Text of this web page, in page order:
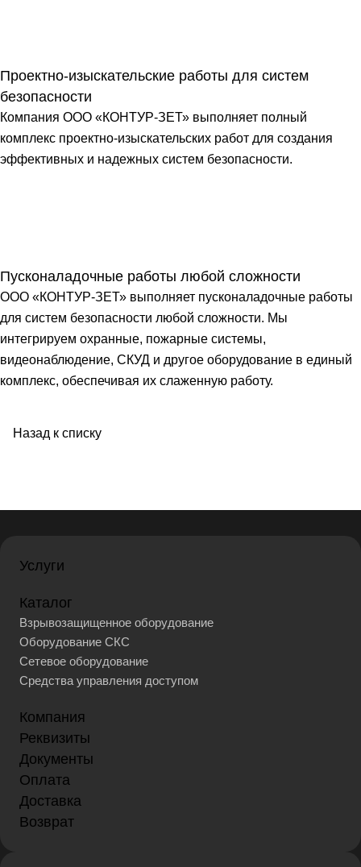
Проектно-изыскательские работы для систем
безопасности
Компания ООО «КОНТУР-ЗЕТ» выполняет полный
комплекс проектно-изыскательских работ для создания
эффективных и надежных систем безопасности.
Пусконаладочные работы любой сложности
ООО «КОНТУР-ЗЕТ» выполняет пусконаладочные работы
для систем безопасности любой сложности. Мы
интегрируем охранные, пожарные системы,
видеонаблюдение, СКУД и другое оборудование в единый
комплекс, обеспечивая их слаженную работу.
Назад к списку
Услуги
Каталог
Взрывозащищенное оборудование
Оборудование СКС
Сетевое оборудование
Средства управления доступом
Компания
Реквизиты
Документы
Оплата
Доставка
Возврат